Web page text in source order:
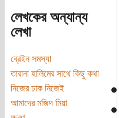
লেখকের অন্যান্য
লেখা
ব্রেইন সমস্যা
তারানা হালিমের সাথে কিছু কথা
নিজের ঢাক নিজেই
আমাদের মজিদ মিয়া